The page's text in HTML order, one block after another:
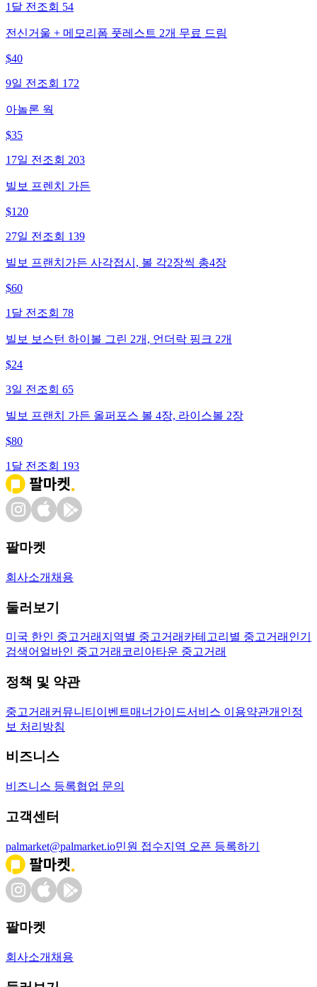
1달 전 조회 54
전신거울 + 메모리폼 풋레스트 2개 무료 드림
$40
9일 전 조회 172
아놀론 웍
$35
17일 전 조회 203
빌보 프렌치 가든
$120
27일 전 조회 139
빌보 프랜치가든 사각접시, 볼 각2장씩 총4장
$60
1달 전 조회 78
빌보 보스턴 하이볼 그린 2개, 언더락 핑크 2개
$24
3일 전 조회 65
빌보 프랜치 가든 올퍼포스 볼 4장, 라이스볼 2장
$80
1달 전 조회 193
팔마켓
회사소개 채용
둘러보기
미국 한인 중고거래 지역별 중고거래 카테고리별 중고거래 인기
검색어 얼바인 중고거래 코리아타운 중고거래
정책 및 약관
중고거래 커뮤니티 이벤트매너가이드서비스 이용약관개인정
보 처리방침
비즈니스
비즈니스 등록협업 문의
고객센터
palmarket@palmarket.io민원 접수지역 오픈 등록하기
팔마켓
회사소개 채용